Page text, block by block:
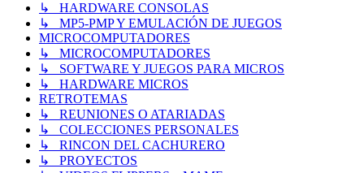
↳ HARDWARE CONSOLAS
↳ MP5-PMP Y EMULACIÓN DE JUEGOS
MICROCOMPUTADORES
↳ MICROCOMPUTADORES
↳ SOFTWARE Y JUEGOS PARA MICROS
↳ HARDWARE MICROS
RETROTEMAS
↳ REUNIONES O ATARIADAS
↳ COLECCIONES PERSONALES
↳ RINCON DEL CACHURERO
↳ PROYECTOS